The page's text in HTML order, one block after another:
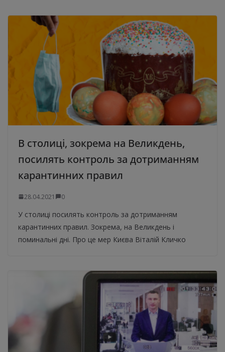
В столиці, зокрема на Великдень,
посилять контроль за дотриманням
карантинних правил
28.04.2021 0
У столиці посилять контроль за дотриманням
карантинних правил. Зокрема, на Великдень і
поминальні дні. Про це мер Києва Віталій Кличко